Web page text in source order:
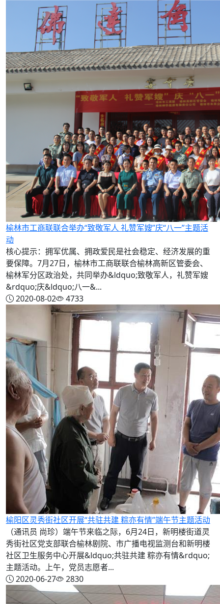
榆林市工商联联合举办“致敬军人 礼赞军嫂”庆“八一”主题活
动
核心提示：拥军优属、拥政爱民是社会稳定、经济发展的重
要保障。7月27日，榆林市工商联联合榆林高新区管委会、
榆林军分区政治处，共同举办&ldquo;致敬军人，礼赞军嫂
&rdquo;庆&ldquo;八一&...
2020-08-02
4733
榆阳区灵秀街社区开展“共驻共建 粽亦有情”端午节主题活动
（通讯员 尚珍）端午节来临之际，6月24日，新明楼街道灵
秀街社区党支部联合榆林剧院、市广播电视监测台和新明楼
社区卫生服务中心开展&ldquo;共驻共建 粽亦有情&rdquo;
主题活动。上午，党员志愿者...
2020-06-27
2830